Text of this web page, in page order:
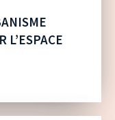
L’ESPACE